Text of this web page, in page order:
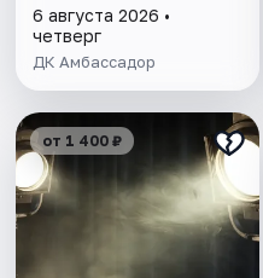
6 августа 2026 •
четверг
ДК Амбассадор
от 1 400 ₽